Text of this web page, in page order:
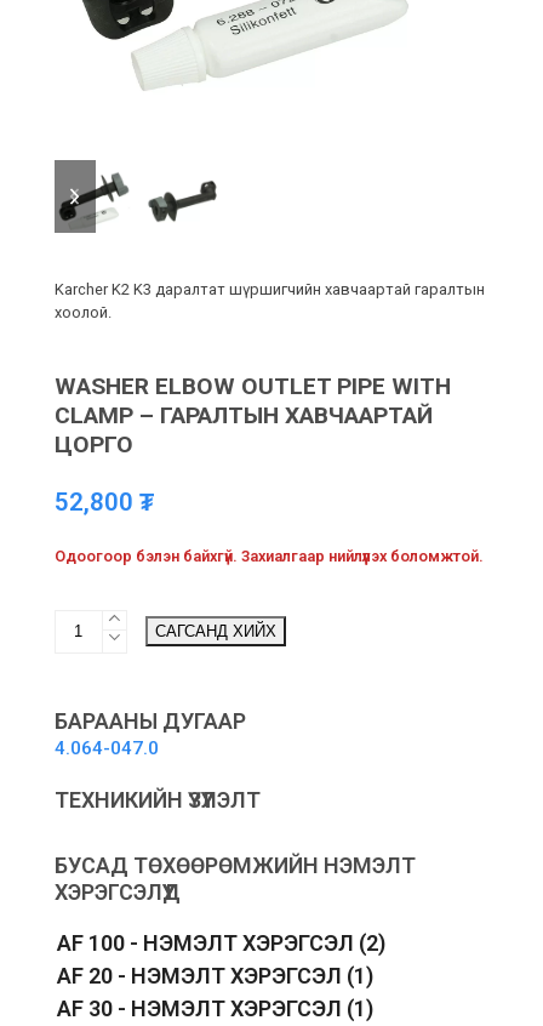
previous
slide
next
slide
Karcher K2 K3 даралтат шүршигчийн хавчаартай гаралтын
хоолой.
WASHER ELBOW OUTLET PIPE WITH
CLAMP – ГАРАЛТЫН ХАВЧААРТАЙ
ЦОРГО
52,800 ₮
Одоогоор бэлэн байхгүй. 3ахиалгаар нийлүүлэх боломжтой.
Elbow
with
Clamp
-
хавчаартай
САГСАНД ХИЙХ
БАРААНЫ ДУГААР
4.064-047.0
ТЕХНИКИЙН ҮЗҮҮЛЭЛТ
БУСАД ТӨХӨӨРӨМЖИЙН НЭМЭЛТ
ХЭРЭГСЭЛҮҮД
AF 100 - НЭМЭЛТ ХЭРЭГСЭЛ (2)
AF 20 - НЭМЭЛТ ХЭРЭГСЭЛ (1)
AF 30 - НЭМЭЛТ ХЭРЭГСЭЛ (1)